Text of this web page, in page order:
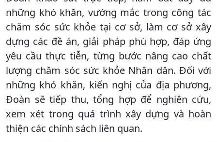
những khó khăn, vướng mắc trong công tác
chăm sóc sức khỏe tại cơ sở, làm cơ sở xây
dựng các đề án, giải pháp phù hợp, đáp ứng
yêu cầu thực tiễn, từng bước nâng cao chất
lượng chăm sóc sức khỏe Nhân dân. Đối với
những khó khăn, kiến nghị của địa phương,
Đoàn sẽ tiếp thu, tổng hợp để nghiên cứu,
xem xét trong quá trình xây dựng và hoàn
thiện các chính sách liên quan.